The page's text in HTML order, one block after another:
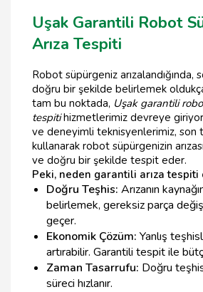
Uşak Garantili Robot
Arıza Tespiti
Robot süpürgeniz arızalandığında,
doğru bir şekilde belirlemek
tam bu noktada, Uşak garantili
tespitihizmetlerimiz devreye
ve deneyimli teknisyenlerimiz, son
kullanarak robot süpürgenizin
ve doğru bir şekilde tespit eder.
Peki, neden garantili arıza tespiti
Doğru Teşhis: Arızanın
belirlemek, gereksiz parça
geçer.
Ekonomik Çözüm: Yanlış
artırabilir. Garantili tespit ile
Zaman Tasarrufu: Doğru
süreci hızlanır.